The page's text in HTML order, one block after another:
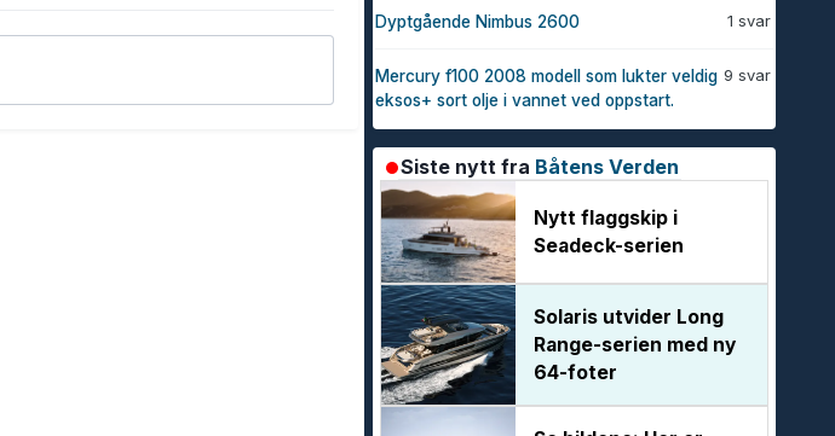
1 svar
Dyptgående Nimbus 2600
9 svar
Mercury f100 2008 modell som lukter veldig
eksos+ sort olje i vannet ved oppstart.
Siste nytt fra Båtens Verden
Nytt flaggskip i
Seadeck-serien
Solaris utvider Long
Range-serien med ny
64-foter